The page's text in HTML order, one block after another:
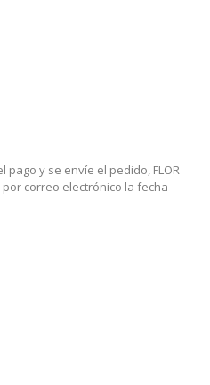
y se envíe el pedido, FLOR
correo electrónico la fecha